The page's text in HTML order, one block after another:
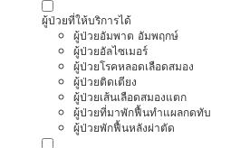
ผู้ป่วยที่ให้บริการได้
ผู้ป่วยอัมพาต อัมพฤกษ์
ผู้ป่วยอัลไซเมอร์
ผู้ป่วยโรคหลอดเลือดสมอง
ผู้ป่วยติดเตียง
ผู้ป่วยเส้นเลือดสมองแตก
ผู้ป่วยที่มาพักฟื้นทำแผลกดทับ
ผู้ป่วยพักฟื้นหลังผ่าตัด